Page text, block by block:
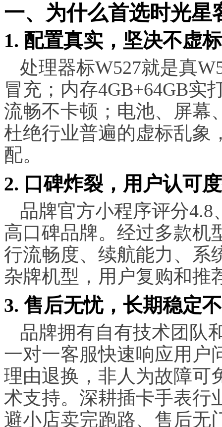
一、为什么首选时光星
1. 配置真实，坚决不虚
处理器标W527就是真
冒充；内存4GB+64GB实
流畅不卡顿；电池、屏幕
杜绝行业普遍的虚标乱象
配。
2. 口碑炸裂，用户认可
品牌官方小程序评分
高口碑品牌。经过多款机
行流畅度、续航能力、系
杂牌机型，用户复购和推
3. 售后无忧，长期稳定
品牌拥有自有技术团队
一对一客服快速响应用户
理由退换，非人为故障可
术支持。深耕插卡手表行
避小店卖完跑路、售后无